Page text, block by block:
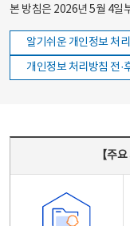
본 방침은 2026년 5월 4일
알기쉬운 개인정보 처
개인정보 처리방침 전·
【주